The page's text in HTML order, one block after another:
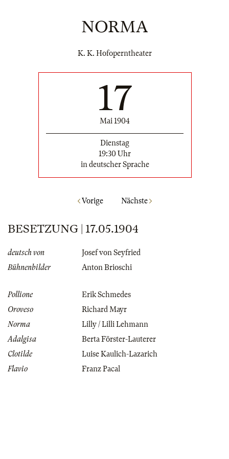
NORMA
K. K. Hofoperntheater
17
Mai 1904
Dienstag
19:30 Uhr
in deutscher Sprache
Vorige Nächste
BESETZUNG | 17.05.1904
deutsch von
Josef von Seyfried
Bühnenbilder
Anton Brioschi
Pollione
Erik Schmedes
Oroveso
Richard Mayr
Norma
Lilly / Lilli Lehmann
Adalgisa
Berta Förster-Lauterer
Clotilde
Luise Kaulich-Lazarich
Flavio
Franz Pacal